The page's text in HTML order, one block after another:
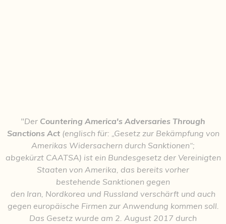
"Der Countering America's Adversaries Through
Sanctions Act(englisch für: „Gesetz zur Bekämpfung von
Amerikas Widersachern durch Sanktionen“;
abgekürzt CAATSA) ist ein Bundesgesetz der Vereinigten
Staaten von Amerika, das bereits vorher
bestehende Sanktionen gegen
den Iran, Nordkorea und Russland verschärft und auch
gegen europäische Firmen zur Anwendung kommen soll.
Das Gesetz wurde am 2. August 2017 durch